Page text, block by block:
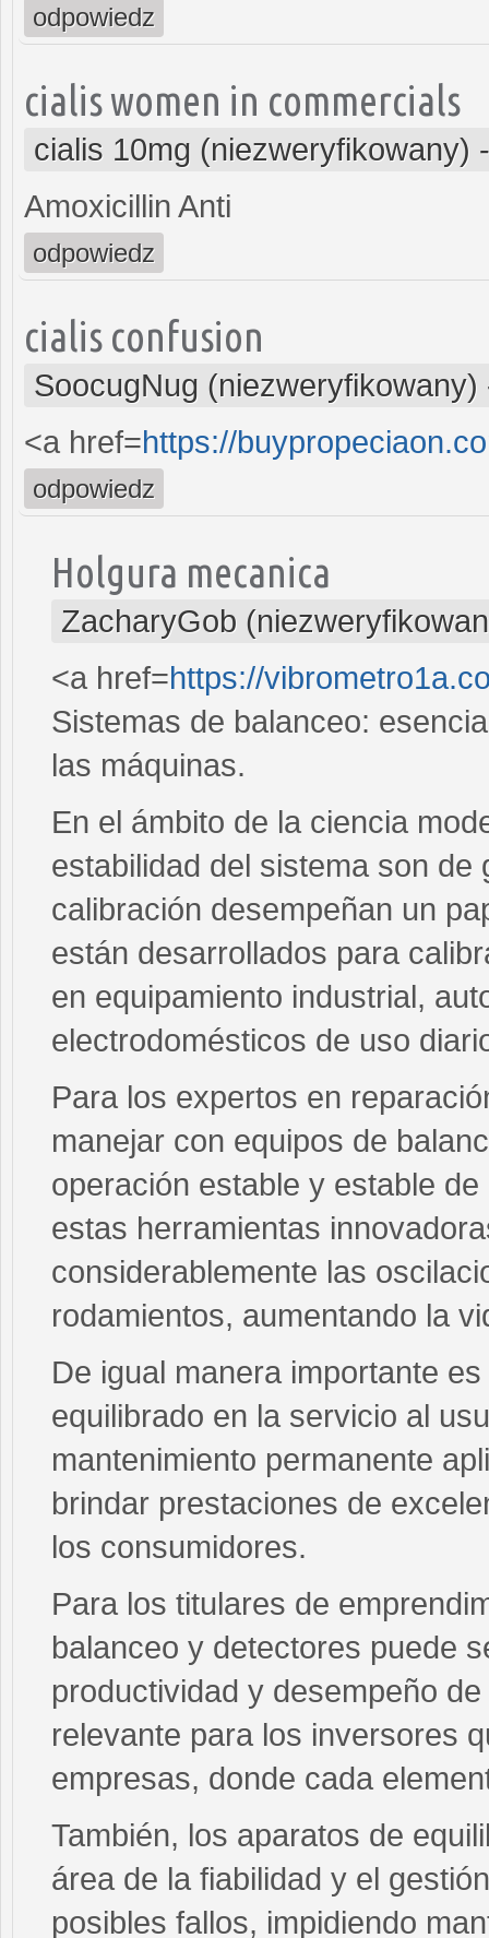
odpowiedz
cialis women in commercials
cialis 10mg (niezweryfikowany)
Amoxicillin Anti
odpowiedz
cialis confusion
SoocugNug (niezweryfikowany)
<a href=https://
odpowiedz
Holgura mecanica
ZacharyGob
<a href=https://
Sistemas de balanceo:
las máquinas.
En el ámbito de la ciencia
estabilidad del sistema son
calibración desempeñan un
están desarrollados para
en equipamiento industrial,
electrodomésticos de uso
Para los expertos en
manejar con equipos de
operación estable y estable
estas herramientas
considerablemente las
rodamientos, aumentando la
De igual manera importante
equilibrado en la servicio al
mantenimiento permanente
brindar prestaciones de
los consumidores.
Para los titulares de
balanceo y detectores puede
productividad y desempeño
relevante para los inversores
empresas, donde cada
También, los aparatos de
área de la fiabilidad y el
posibles fallos, impidiendo